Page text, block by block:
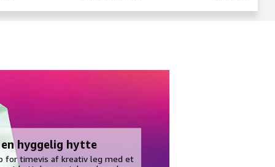
hyggelig hytte
for timevis af kreativ leg med et